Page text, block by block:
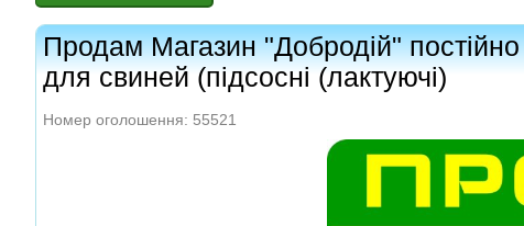
Продам Магазин "Добродій"
для свиней (підсосні (лактуючі)
Номер оголошення: 55521